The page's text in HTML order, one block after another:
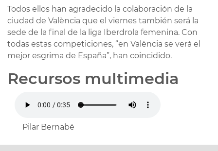
Todos ellos han agradecido la colaboración de la
ciudad de València que el viernes también será la
sede de la final de la liga Iberdrola femenina. Con
todas estas competiciones, “en València se verá el
mejor esgrima de España”, han coincidido.
Recursos multimedia
Pilar Bernabé